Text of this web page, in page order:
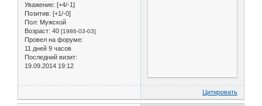
Уважение: [+4/-1]
Позитив: [+1/-0]
Пол: Мужской
Возраст: 40 [1986-03-03]
Провел на форуме:
11 дней 9 часов
Последний визит:
19.09.2014 19:12
Цитировать